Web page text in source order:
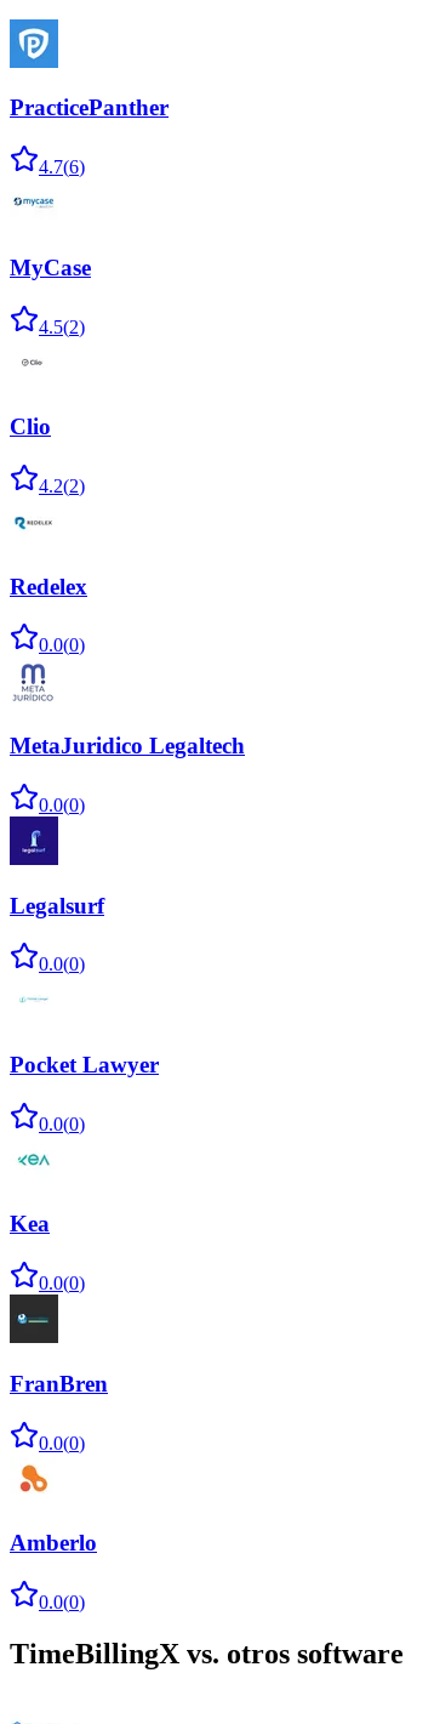
PracticePanther
4.7(6)
MyCase
4.5(2)
Clio
4.2(2)
Redelex
0.0(0)
MetaJuridico Legaltech
0.0(0)
Legalsurf
0.0(0)
Pocket Lawyer
0.0(0)
Kea
0.0(0)
FranBren
0.0(0)
Amberlo
0.0(0)
TimeBillingX vs. otros software